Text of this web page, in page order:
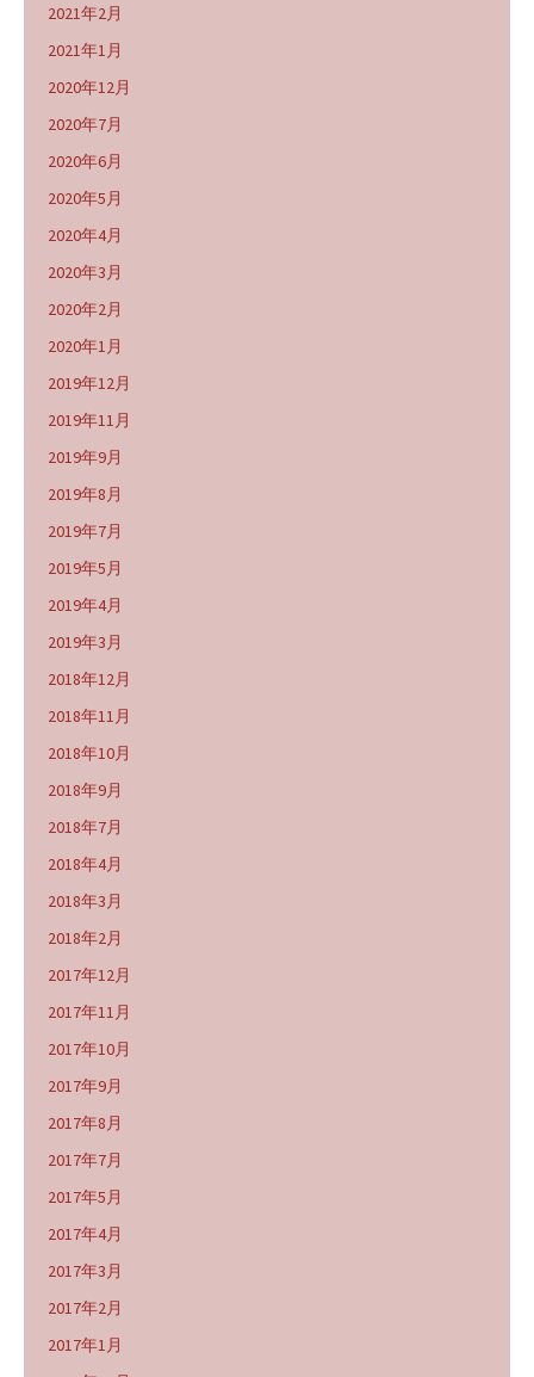
2021年2月
2021年1月
2020年12月
2020年7月
2020年6月
2020年5月
2020年4月
2020年3月
2020年2月
2020年1月
2019年12月
2019年11月
2019年9月
2019年8月
2019年7月
2019年5月
2019年4月
2019年3月
2018年12月
2018年11月
2018年10月
2018年9月
2018年7月
2018年4月
2018年3月
2018年2月
2017年12月
2017年11月
2017年10月
2017年9月
2017年8月
2017年7月
2017年5月
2017年4月
2017年3月
2017年2月
2017年1月